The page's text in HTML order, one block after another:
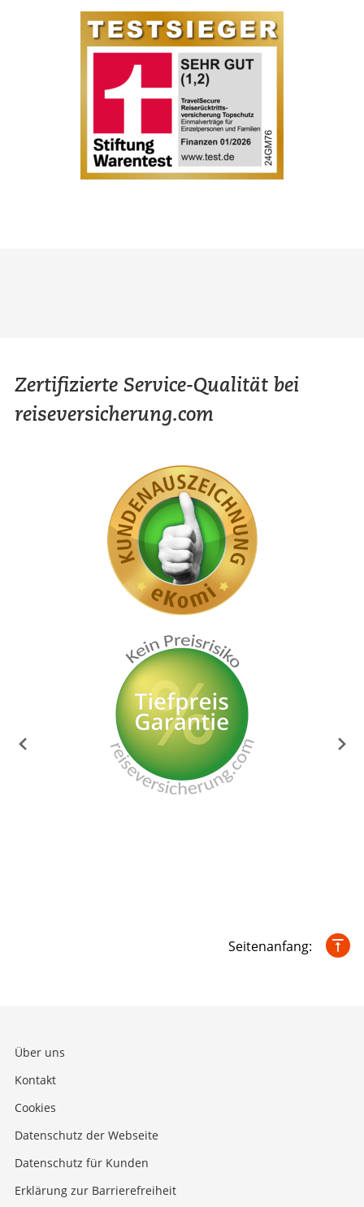
Zertifizierte Service-Qualität bei
reiseversicherung.com
Seitenanfang:
Über uns
Kontakt
Cookies
Datenschutz der Webseite
Datenschutz für Kunden
Erklärung zur Barrierefreiheit